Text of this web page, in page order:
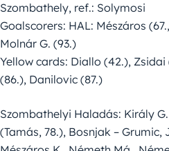
Szombathely, ref.: Solymosi
Goalscorers: HAL: Mészáros
Molnár G. (93.)
Yellow cards: Diallo (42.), Zsidai
(86.), Danilovic (87.)
Szombathelyi Haladás: Király
(Tamás, 78.), Bosnjak –